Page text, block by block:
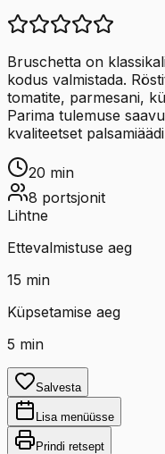
Bruschetta on
kodus valmistada.
tomatite, parmesani,
Parima tulemuse
kvaliteetset
20 min
8 portsjonit
Lihtne
Ettevalmistuse aeg
15 min
Küpsetamise aeg
5 min
Salvesta
Lisa menüüsse
Prindi retsept